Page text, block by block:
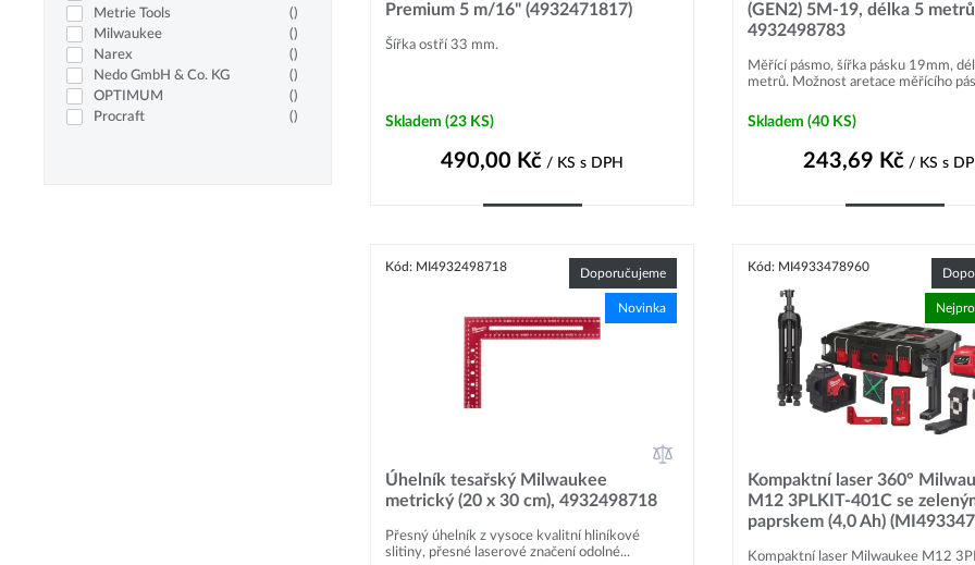
Metrie Tools
()
Milwaukee
()
Narex
()
Nedo GmbH & Co. KG
()
OPTIMUM
()
Procraft
()
Premium 5 m/16" (4932471817)
Šířka ostří 33 mm.
Skladem (23 KS)
490,00 Kč / KS s DPH
(GEN2) 5M-19, délka 5
4932498783
Měřící pásmo, šířka pásku 19mm,
metrů. Možnost aretace měřícího
Skladem (40 KS)
243,69 Kč / KS s
Kód: MI4932498718 Doporučujeme
Novinka
Úhelník tesařský Milwaukee
metrický (20 x 30 cm), 4932498718
Přesný úhelník z vysoce kvalitní hliníkové
slitiny, přesné laserové značení odolné...
Kód: MI4933478960
Kompaktní laser 360°
M12 3PLKIT-401C se
paprskem (4,0 Ah)
Kompaktní laser Milwaukee M12